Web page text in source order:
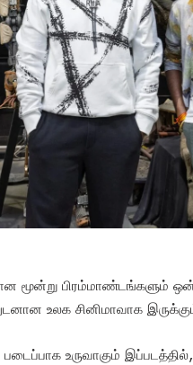
மூன்று பிரம்மாண்டங்களும்
உலக சினிமாவாக
உருவாகும்